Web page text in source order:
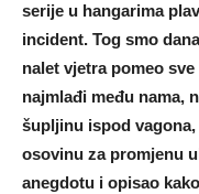
serije u hangarima
incident. Tog smo
nalet vjetra pomeo
najmlađi među nama,
šupljinu ispod
osovinu za promjenu
anegdotu i opisao